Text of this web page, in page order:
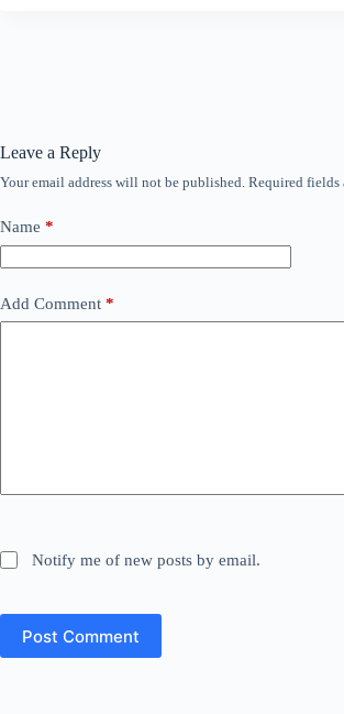
Leave a Reply
Your email address will not be published. Required fields
Name *
Add Comment *
Notify me of new posts by email.
Post Comment